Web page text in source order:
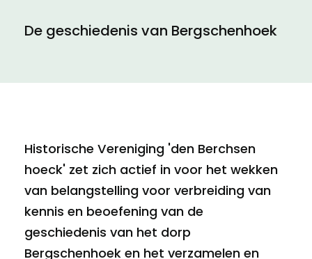
De geschiedenis van Bergschenhoek
Historische Vereniging 'den Berchsen
hoeck' zet zich actief in voor het wekken
van belangstelling voor verbreiding van
kennis en beoefening van de
geschiedenis van het dorp
Bergschenhoek en het verzamelen en